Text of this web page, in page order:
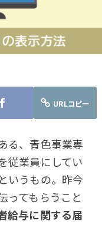
URLコピー
る、青色事業専
従業員にしてい
いうもの。昨今
ってもらうこと
給与に関する届